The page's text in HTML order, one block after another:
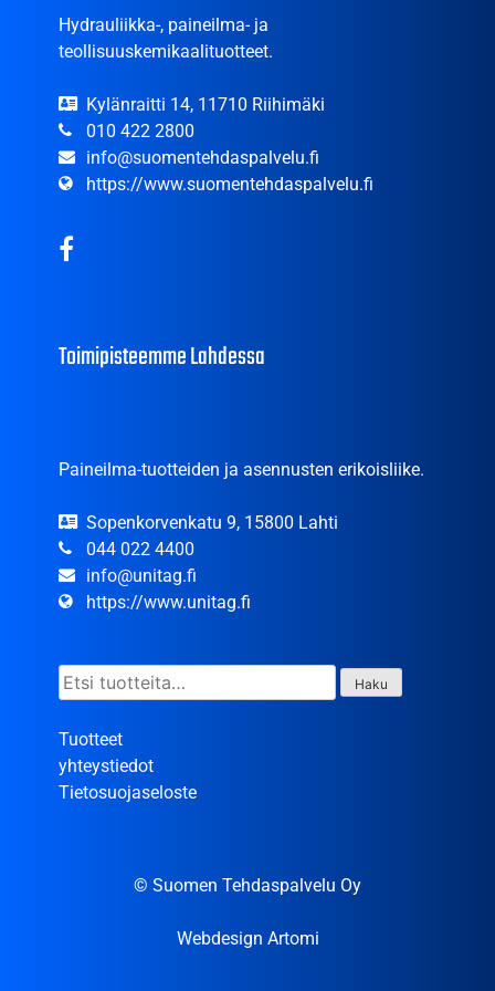
Hydrauliikka-, paineilma- ja
teollisuuskemikaalituotteet.
Kylänraitti 14, 11710 Riihimäki
010 422 2800
info@suomentehdaspalvelu.fi
https://www.suomentehdaspalvelu.fi
Toimipisteemme Lahdessa
Paineilma-tuotteiden ja asennusten erikoisliike.
Sopenkorvenkatu 9, 15800 Lahti
044 022 4400
info@unitag.fi
https://www.unitag.fi
Etsi: Haku
Tuotteet
yhteystiedot
Tietosuojaseloste
© Suomen Tehdaspalvelu Oy
Webdesign Artomi